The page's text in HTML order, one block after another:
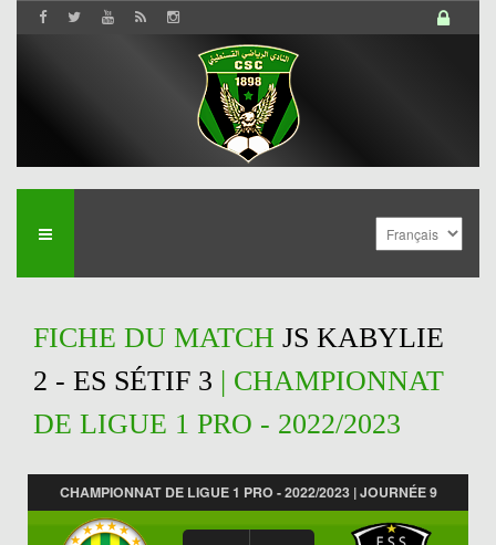
FICHE DU MATCH JS KABYLIE
2 - ES SÉTIF 3 | CHAMPIONNAT
DE LIGUE 1 PRO - 2022/2023
CHAMPIONNAT DE LIGUE 1 PRO - 2022/2023 | JOURNÉE 9